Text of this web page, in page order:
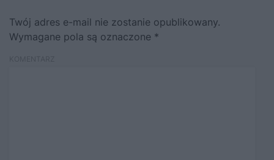
Twój adres e-mail nie zostanie opublikowany.
Wymagane pola są oznaczone *